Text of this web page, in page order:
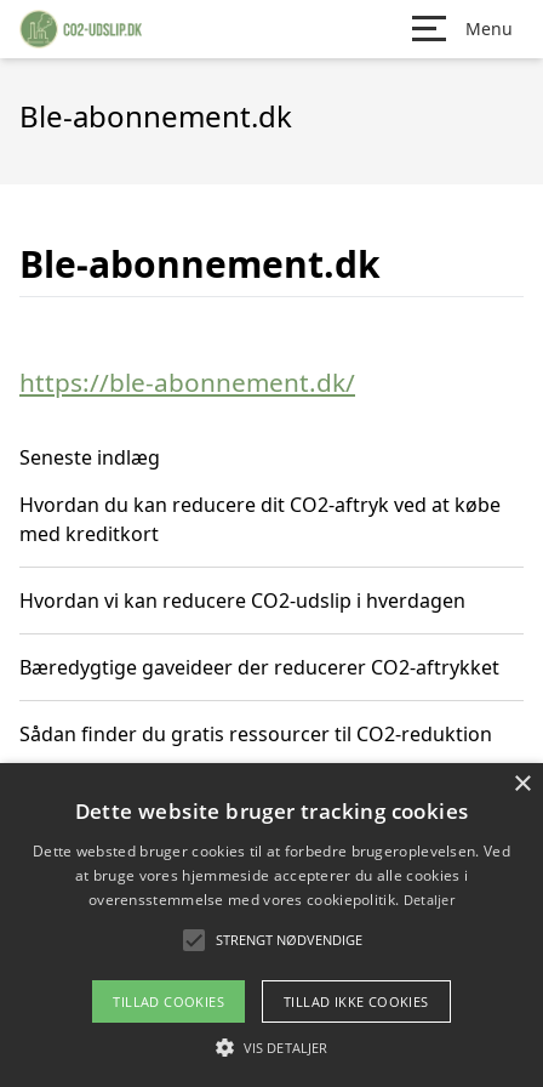
Menu
Ble-abonnement.dk
Ble-abonnement.dk
https://ble-abonnement.dk/
Seneste indlæg
Hvordan du kan reducere dit CO2-aftryk ved at købe
med kreditkort
Hvordan vi kan reducere CO2-udslip i hverdagen
Bæredygtige gaveideer der reducerer CO2-aftrykket
Sådan finder du gratis ressourcer til CO2-reduktion
Hvordan gadgets til hjemmet kan reducere CO2-udslip
Copyright 2026 - Pilanto Aps
Om / kontakt
Blog Betingelser
×
Dette website bruger tracking cookies
Dette websted bruger cookies til at forbedre brugeroplevelsen. Ved
at bruge vores hjemmeside accepterer du alle cookies i
overensstemmelse med vores cookiepolitik. Detaljer
STRENGT NØDVENDIGE
TILLAD COOKIES TILLAD IKKE COOKIES
VIS DETALJER